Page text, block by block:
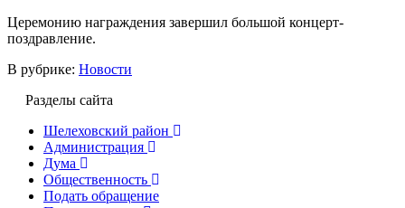
Церемонию награждения завершил большой концерт-
поздравление.
В рубрике: Новости
Разделы сайта
Шелеховский район
Администрация
Дума
Общественность
Подать обращение